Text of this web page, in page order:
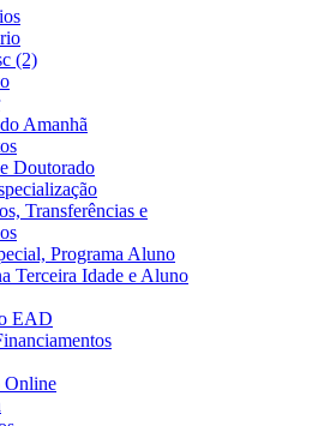
(2)
Amanhã
Doutorado
Transferências e
Programa Aluno
Terceira Idade e Aluno
EAD
Online